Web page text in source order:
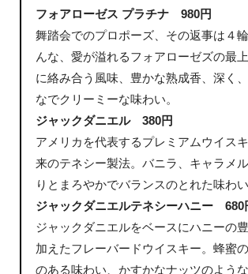
フォアローゼス プラチナ 980円
舞踏会でのプロポーズ、その返事は４
んな、愛が溢れるフォアローゼズの最
に絡み合う風味、豊かな熟成香、深く
なでクリーミーな味わい。
ジャックダニエル 380円
アメリカを代表するプレミアムウイス
来のテネシー製法。バニラ、キャラメ
りとまろやかでバランスのとれた味わい
ジャックダニエルテネシーハニー 680
ジャックダニエルをベースにハニーの
加えたフレーバードウイスキー。蜂蜜
のある味わい、かすかなナッツのよう